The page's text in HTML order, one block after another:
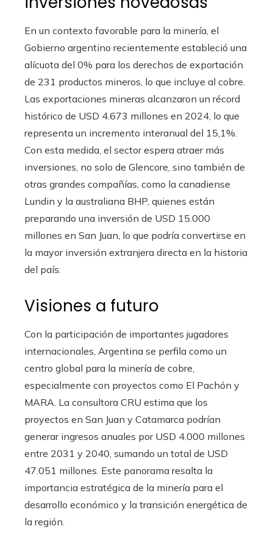
En un contexto favorable para la minería, el
Gobierno argentino recientemente estableció una
alícuota del 0% para los derechos de exportación
de 231 productos mineros, lo que incluye al cobre.
Las exportaciones mineras alcanzaron un récord
histórico de USD 4.673 millones en 2024, lo que
representa un incremento interanual del 15,1%.
Con esta medida, el sector espera atraer más
inversiones, no solo de Glencore, sino también de
otras grandes compañías, como la canadiense
Lundin y la australiana BHP, quienes están
preparando una inversión de USD 15.000
millones en San Juan, lo que podría convertirse en
la mayor inversión extranjera directa en la historia
del país.
Visiones a futuro
Con la participación de importantes jugadores
internacionales, Argentina se perfila como un
centro global para la minería de cobre,
especialmente con proyectos como El Pachón y
MARA. La consultora CRU estima que los
proyectos en San Juan y Catamarca podrían
generar ingresos anuales por USD 4.000 millones
entre 2031 y 2040, sumando un total de USD
47.051 millones. Este panorama resalta la
importancia estratégica de la minería para el
desarrollo económico y la transición energética de
la región.